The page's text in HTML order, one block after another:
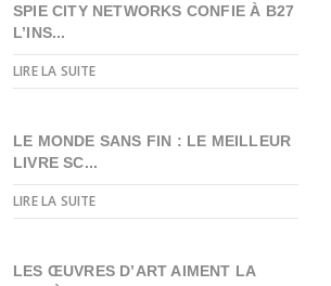
SPIE CITY NETWORKS CONFIE À B27
L’INS...
LIRE LA SUITE
LE MONDE SANS FIN : LE MEILLEUR
LIVRE SC...
LIRE LA SUITE
LES ŒUVRES D’ART AIMENT LA